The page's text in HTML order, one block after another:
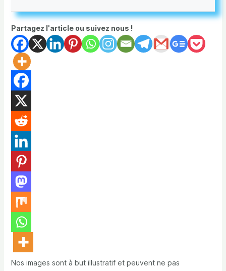
Partagez l'article ou suivez nous !
Nos images sont à but illustratif et peuvent ne pas